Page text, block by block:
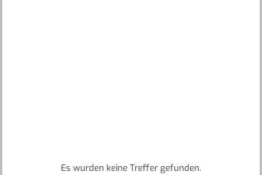
Es wurden keine Treffer gefunden.